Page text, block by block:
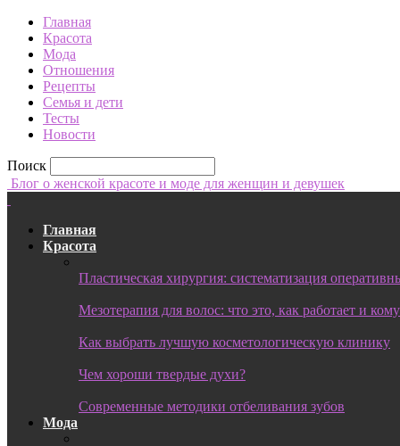
Главная
Красота
Мода
Отношения
Рецепты
Семья и дети
Тесты
Новости
Поиск
Блог о женской красоте и моде для женщин и девушек
Главная
Красота
Пластическая хирургия: систематизация
Мезотерапия для волос: что это, как работает и
Как выбрать лучшую косметологическую клинику
Чем хороши твердые духи?
Современные методики отбеливания зубов
Мода